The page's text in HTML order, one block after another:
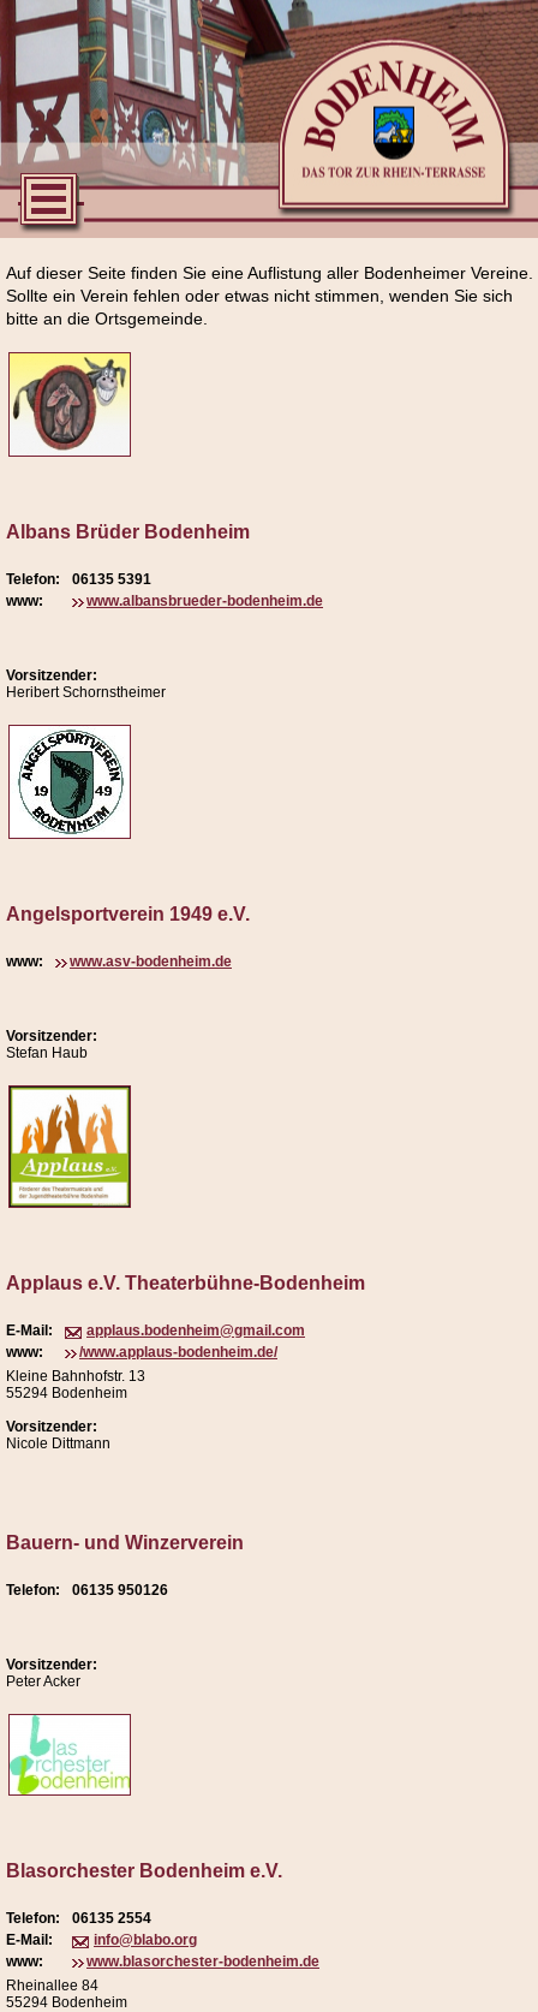
Auf dieser Seite finden Sie eine Auflistung aller Bodenheimer Vereine.
Sollte ein Verein fehlen oder etwas nicht stimmen, wenden Sie sich
bitte an die Ortsgemeinde.
Albans Brüder Bodenheim
Telefon:
06135 5391
www:
www.albansbrueder-bodenheim.de
Vorsitzender:
Heribert Schornstheimer
Angelsportverein 1949 e.V.
www: www.asv-bodenheim.de
Vorsitzender:
Stefan Haub
Applaus e.V. Theaterbühne-Bodenheim
E-Mail:
applaus.bodenheim@gmail.com
www:
/www.applaus-bodenheim.de/
Kleine Bahnhofstr. 13
55294 Bodenheim
Vorsitzender:
Nicole Dittmann
Bauern- und Winzerverein
Telefon: 06135 950126
Vorsitzender:
Peter Acker
Blasorchester Bodenheim e.V.
Telefon:
06135 2554
E-Mail:
info@blabo.org
www:
www.blasorchester-bodenheim.de
Rheinallee 84
55294 Bodenheim